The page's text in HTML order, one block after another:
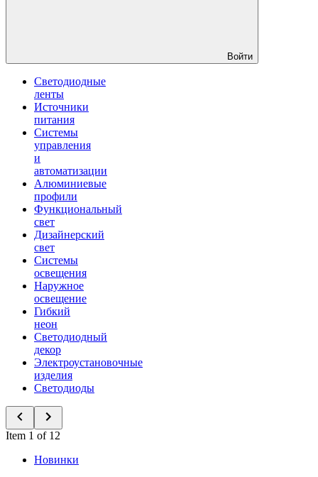
Войти
Светодиодные
ленты
Источники
питания
Системы
управления
и
автоматизации
Алюминиевые
профили
Функциональный
свет
Дизайнерский
свет
Системы
освещения
Наружное
освещение
Гибкий
неон
Светодиодный
декор
Электроустановочные
изделия
Светодиоды
Item 1 of 12
Новинки